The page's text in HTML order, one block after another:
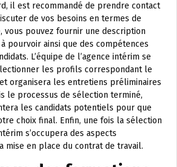
il est recommandé de prendre contact
de vos besoins en termes de
vous pouvez fournir une description
pourvoir ainsi que des compétences
L’équipe de l’agence intérim se
les profils correspondant le
organisera les entretiens préliminaires
le processus de sélection terminé,
les candidats potentiels pour que
choix final. Enfin, une fois la sélection
s’occupera des aspects
mise en place du contrat de travail.